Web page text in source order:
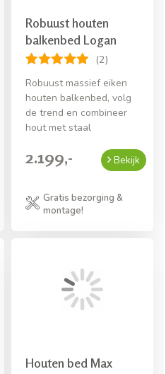
Robuust houten
balkenbed Logan
(2)
Robuust massief eiken
houten balkenbed, volg
de trend en combineer
hout met staal
2.199,- Bekijk
Gratis bezorging &
montage!
Houten bed Max